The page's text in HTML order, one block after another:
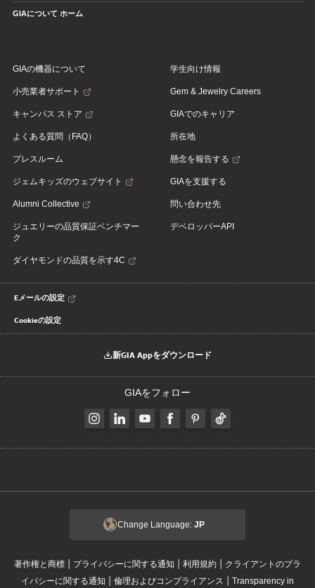
GIAについて ホーム
GIAの機器について
小売業者サポート
キャンパス ストア
よくある質問（FAQ）
プレスルーム
ジェムキッズのウェブサイト
Alumni Collective
ジュエリーの品質保証ベンチマー
ク
ダイヤモンドの品質を示す4C
学生向け情報
Gem & Jewelry Careers
GIAでのキャリア
所在地
懸念を報告する
GIAを支援する
問い合わせ先
デベロッパーAPI
Eメールの設定
Cookieの設定
新GIA Appをダウンロード
GIAをフォロー
Change Language: JP
著作権と商標 | プライバシーに関する通知 | 利用規約 | クライアントのプラ
イバシーに関する通知 | 倫理およびコンプライアンス | Transparency in